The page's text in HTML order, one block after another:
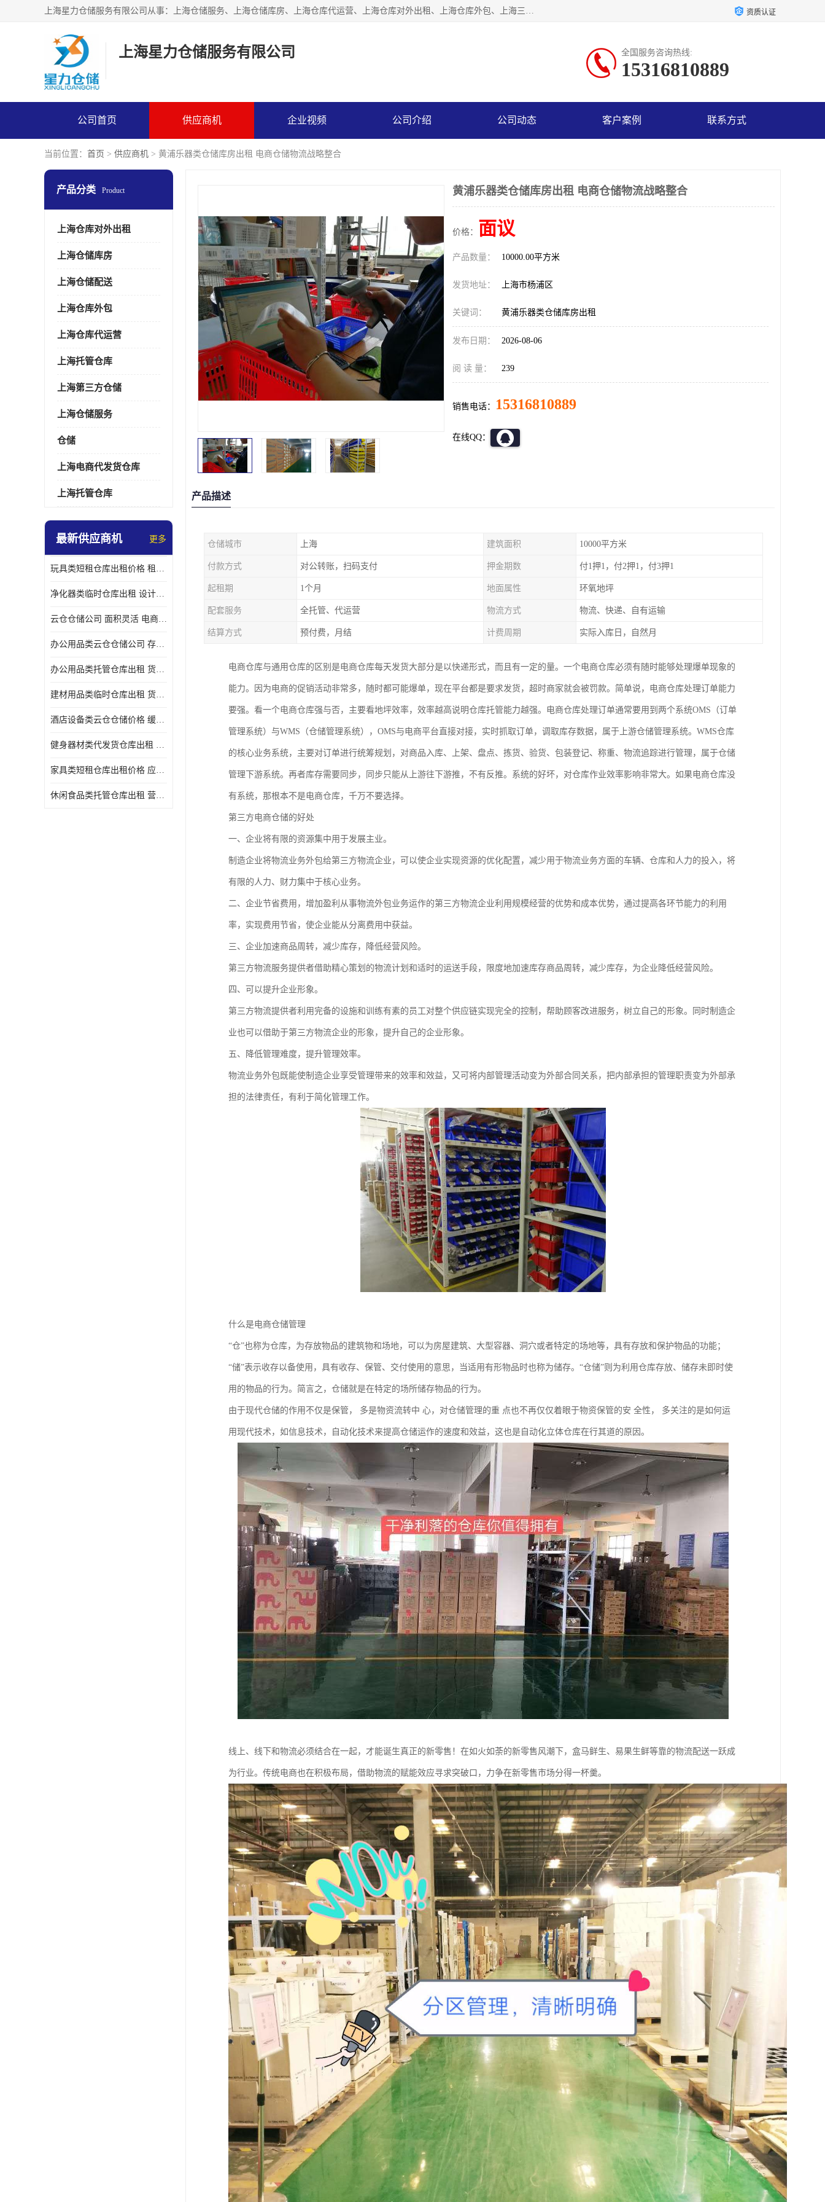
上海星力仓储服务有限公司从事：上海仓储服务、上海仓储库房、上海仓库代运营、上海仓库对外出租、上海仓库外包、上海三方仓储、上海电商仓储代发、上海电商代发货仓库、上海托管仓库、上海仓储配送。上海星力仓储服务有限公司现在拥有100个分仓、10万余平方的标准库房，精炼员工几百名，与几千家客户合作，公司已跻身上海仓储行业前列。欢迎来电咨询！ 资质认证
上海星力仓储服务有限公司 全国服务咨询热线:
15316810889
公司首页 供应商机 企业视频 公司介绍 公司动态 客户案例 联系方式
当前位置： 首页 > 供应商机 > 黄浦乐器类仓储库房出租 电商仓储物流战略整合
产品分类 Product
上海仓库对外出租
上海仓储库房
上海仓储配送
上海仓库外包
上海仓库代运营
上海托管仓库
上海第三方仓储
上海仓储服务
仓储
上海电商代发货仓库
上海托管仓库
最新供应商机 更多
玩具类短租仓库出租价格 租期灵活 智能电商配套
净化器类临时仓库出租 设计简单 电商仓储物流战略合作
云仓仓储公司 面积灵活 电商仓储物流战略合作
办公用品类云仓仓储公司 存货周转很快 电商仓储物流战略整合
办公用品类托管仓库出租 货物装卸方便 电商仓储物流战略合作
建材用品类临时仓库出租 货物装卸方便 仓储供应链配套
酒店设备类云仓仓储价格 缓解企业储存压力 智能电商配套
健身器材类代发货仓库出租 租期灵活 新媒体平台配套
家具类短租仓库出租价格 应用广泛 智能电商配套
休闲食品类托管仓库出租 营造良好环境氛围 垂直电商配套
黄浦乐器类仓储库房出租 电商仓储物流战略整合
价格： 面议
产品数量： 10000.00平方米
发货地址： 上海市杨浦区
关键词： 黄浦乐器类仓储库房出租
发布日期： 2026-08-06
阅 读 量： 239
销售电话： 15316810889
在线QQ：
产品描述
仓储城市 上海 建筑面积 10000平方米
付款方式 对公转账，扫码支付 押金期数 付1押1，付2押1，付3押1
起租期 1个月 地面属性 环氧地坪
配套服务 全托管、代运营 物流方式 物流、快递、自有运输
结算方式 预付费，月结 计费周期 实际入库日，自然月
电商仓库与通用仓库的区别是电商仓库每天发货大部分是以快递形式，而且有一定的量。一个电商仓库必须有随时能够处理爆单现象的
能力。因为电商的促销活动非常多，随时都可能爆单，现在平台都是要求发货，超时商家就会被罚款。简单说，电商仓库处理订单能力
要强。看一个电商仓库强与否，主要看地坪效率，效率越高说明仓库托管能力越强。电商仓库处理订单通常要用到两个系统OMS（订单
管理系统）与WMS（仓储管理系统），OMS与电商平台直接对接，实时抓取订单，调取库存数据，属于上游仓储管理系统。WMS仓库
的核心业务系统，主要对订单进行统筹规划，对商品入库、上架、盘点、拣货、验货、包装登记、称重、物流追踪进行管理，属于仓储
管理下游系统。再者库存需要同步，同步只能从上游往下游推，不有反推。系统的好坏，对仓库作业效率影响非常大。如果电商仓库没
有系统，那根本不是电商仓库，千万不要选择。
第三方电商仓储的好处
一、企业将有限的资源集中用于发展主业。
制造企业将物流业务外包给第三方物流企业，可以使企业实现资源的优化配置，减少用于物流业务方面的车辆、仓库和人力的投入，将
有限的人力、财力集中于核心业务。
二、企业节省费用，增加盈利从事物流外包业务运作的第三方物流企业利用规模经营的优势和成本优势，通过提高各环节能力的利用
率，实现费用节省，使企业能从分离费用中获益。
三、企业加速商品周转，减少库存，降低经营风险。
第三方物流服务提供者借助精心策划的物流计划和适时的运送手段，限度地加速库存商品周转，减少库存，为企业降低经营风险。
四、可以提升企业形象。
第三方物流提供者利用完备的设施和训练有素的员工对整个供应链实现完全的控制，帮助顾客改进服务，树立自己的形象。同时制造企
业也可以借助于第三方物流企业的形象，提升自己的企业形象。
五、降低管理难度，提升管理效率。
物流业务外包既能使制造企业享受管理带来的效率和效益，又可将内部管理活动变为外部合同关系，把内部承担的管理职责变为外部承
担的法律责任，有利于简化管理工作。
什么是电商仓储管理
“仓”也称为仓库，为存放物品的建筑物和场地，可以为房屋建筑、大型容器、洞穴或者特定的场地等，具有存放和保护物品的功能；
“储”表示收存以备使用，具有收存、保管、交付使用的意思，当适用有形物品时也称为储存。“仓储”则为利用仓库存放、储存未即时使
用的物品的行为。简言之，仓储就是在特定的场所储存物品的行为。
由于现代仓储的作用不仅是保管， 多是物资流转中 心，对仓储管理的重 点也不再仅仅着眼于物资保管的安 全性， 多关注的是如何运
用现代技术，如信息技术，自动化技术来提高仓储运作的速度和效益，这也是自动化立体仓库在行其道的原因。
线上、线下和物流必须结合在一起，才能诞生真正的新零售！在如火如荼的新零售风潮下，盒马鲜生、易果生鲜等靠的物流配送一跃成
为行业。传统电商也在积极布局，借助物流的赋能效应寻求突破口，力争在新零售市场分得一杯羹。